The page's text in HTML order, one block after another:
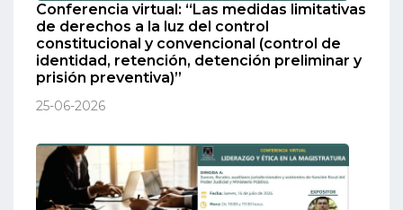
Conferencia virtual: “Las medidas limitativas
de derechos a la luz del control
constitucional y convencional (control de
identidad, retención, detención preliminar y
prisión preventiva)”
25-06-2026